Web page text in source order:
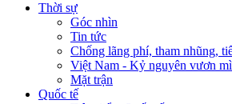
Thời sự
Góc nhìn
Tin tức
Chống lãng phí, tham nhũng,
Việt Nam - Kỷ nguyên vươn
Mặt trận
Quốc tế